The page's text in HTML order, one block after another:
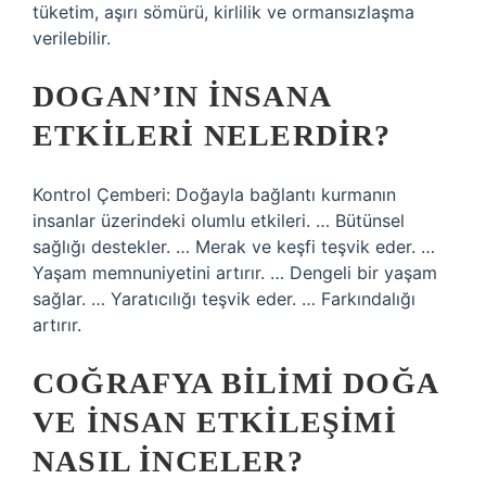
tüketim, aşırı sömürü, kirlilik ve ormansızlaşma
verilebilir.
DOGAN’IN INSANA
ETKILERI NELERDIR?
Kontrol Çemberi: Doğayla bağlantı kurmanın
insanlar üzerindeki olumlu etkileri. … Bütünsel
sağlığı destekler. … Merak ve keşfi teşvik eder. …
Yaşam memnuniyetini artırır. … Dengeli bir yaşam
sağlar. … Yaratıcılığı teşvik eder. … Farkındalığı
artırır.
COĞRAFYA BILIMI DOĞA
VE INSAN ETKILEŞIMI
NASIL INCELER?